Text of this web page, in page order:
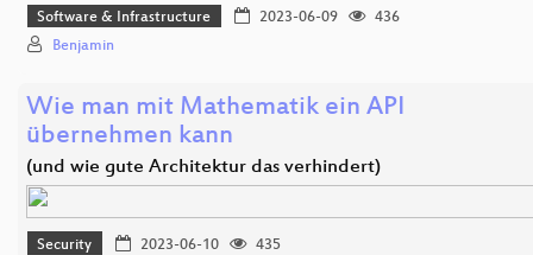
Software & Infrastructure 2023-06-09
436
Benjamin
Wie man mit Mathematik ein API
übernehmen kann
(und wie gute Architektur das verhindert)
Security 2023-06-10
435